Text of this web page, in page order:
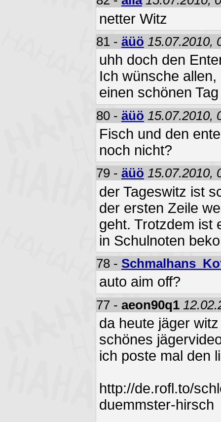
netter Witz
81 - äüö 15.07.2010,
uhh doch den
Ich wünsche
einen schönen Tag
80 - äüö 15.07.2010,
Fisch und den
noch nicht?
79 - äüö 15.07.2010,
der Tageswitz ist
der ersten Zeile
geht. Trotzdem ist
in Schulnoten
78 -
auto aim off?
77 - aeon90q1
da heute jäger
schönes
ich poste mal den
http://de.rofl.to/
duemmster-hirsch